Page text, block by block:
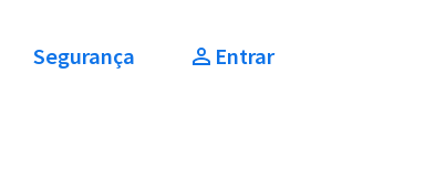
Segurança Entrar